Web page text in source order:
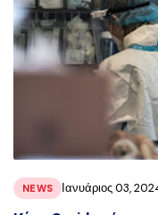
NEWS Ιανυάριος 03,